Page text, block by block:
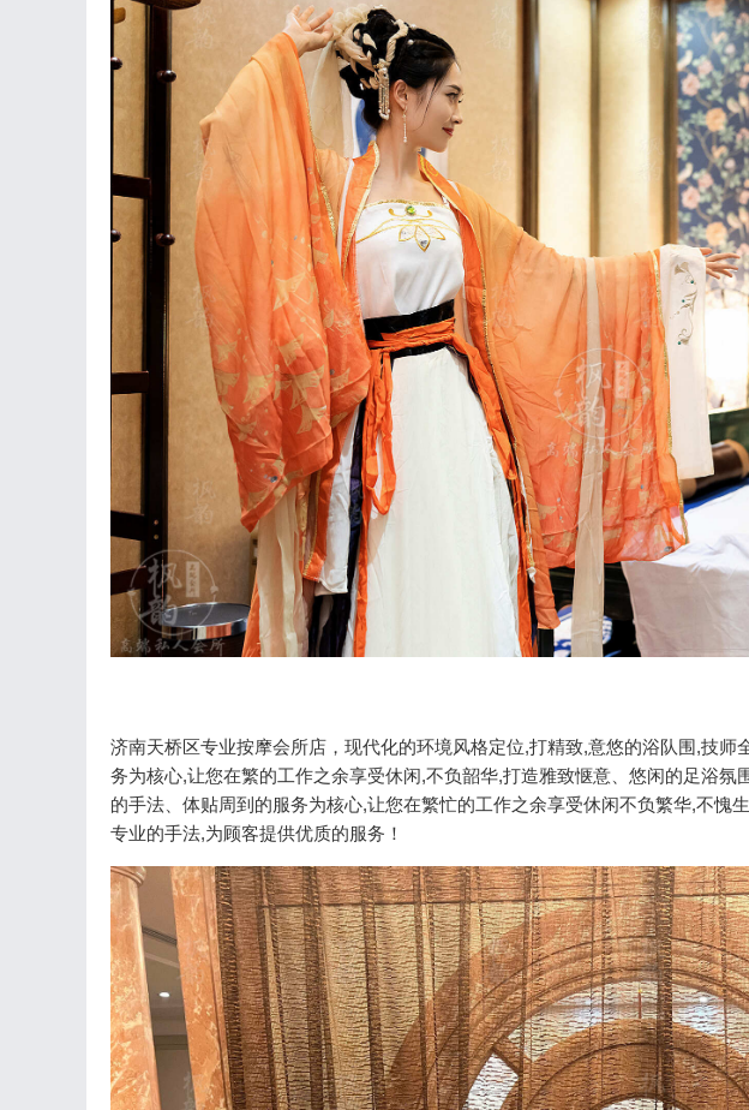
济南天桥区专业按摩会所店，现代化的环境风格定位,打精致,意悠的浴队围,技师
务为核心,让您在繁的工作之余享受休闲,不负韶华,打造雅致惬意、悠闲的足浴
的手法、体贴周到的服务为核心,让您在繁忙的工作之余享受休闲不负繁华,不愧
专业的手法,为顾客提供优质的服务！